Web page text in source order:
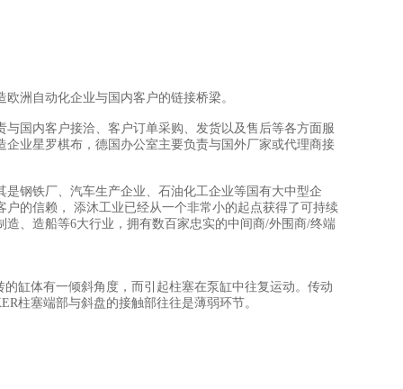
洲自动化企业与国内客户的链接桥梁。
国内客户接洽、客户订单采购、发货以及售后等各方面服
业星罗棋布，德国办公室主要负责与国外厂家或代理商接
钢铁厂、汽车生产企业、石油化工企业等国有大中型企
的信赖， 添沐工业已经从一个非常小的起点获得了可持续
、造船等6大行业，拥有数百家忠实的中间商/外围商/终端
缸体有一倾斜角度，而引起柱塞在泵缸中往复运动。传动
柱塞端部与斜盘的接触部往往是薄弱环节。